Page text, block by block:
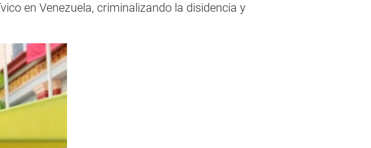
en Venezuela, criminalizando la disidencia y